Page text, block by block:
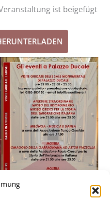
ist beigefügt